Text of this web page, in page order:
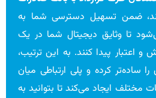
ضمن تسهیل دسترسی شما به
تا وثایق دیجیتال شما در یک
و اعتبار پیدا کنند. به این ترتیب،
ساده‌تر کرده و پلی ارتباطی میان
مختلف ایجاد می‌کند تا بتوانید به